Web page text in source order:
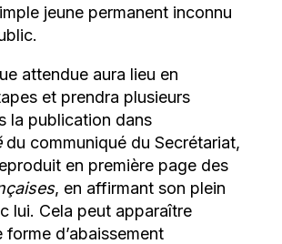
jeune permanent inconnu
attendue aura lieu en
et prendra plusieurs
la publication dans
du communiqué du Secrétariat,
en première page des
, en affirmant son plein
lui. Cela peut apparaître
forme d’abaissement